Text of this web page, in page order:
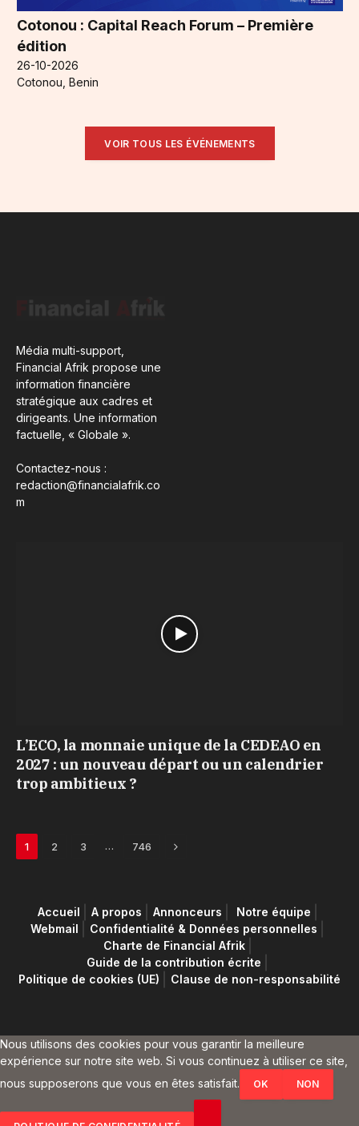
Cotonou : Capital Reach Forum – Première
édition
26-10-2026
Cotonou, Benin
VOIR TOUS LES ÉVÉNEMENTS
Média multi-support,
Financial Afrik propose une
information financière
stratégique aux cadres et
dirigeants. Une information
factuelle, « Globale ».
Contactez-nous :
redaction@financialafrik.co
m
L’ECO, la monnaie unique de la CEDEAO en
2027 : un nouveau départ ou un calendrier
trop ambitieux ?
1 2 3 … 746 Next
Accueil A propos Annonceurs
Notre équipe
Webmail
Confidentialité & Données personnelles
Charte de Financial Afrik
Guide de la contribution écrite
Politique de cookies (UE)
Clause de non-responsabilité
Nous utilisons des cookies pour vous garantir la meilleure
expérience sur notre site web. Si vous continuez à utiliser ce site,
nous supposerons que vous en êtes satisfait.
OK NON